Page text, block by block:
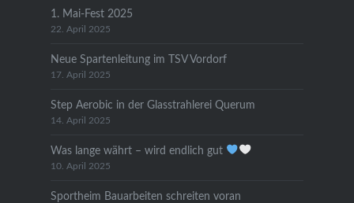
1. Mai-Fest 2025
22. April 2025
Neue Spartenleitung im TSV Vordorf
17. April 2025
Step Aerobic in der Glasstrahlerei Querum
14. April 2025
Was lange währt – wird endlich gut
10. April 2025
Sportheim Bauarbeiten schreiten voran